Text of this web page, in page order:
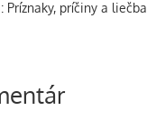
Príznaky, príčiny a liečba